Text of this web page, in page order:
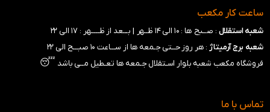
ساعت کار مکعب
شعبه استقلال : صــبح ها : ۱۰ الی ۱۴ ظــهر |
بـــعد از ظـــــهر : ۱۷ الی ۲۲
شعبه برج آرمیتاژ : هر روز حــتی جـمعه ها از ســـاعت ۱۰ صبـــح الی ۲۲
فروشگاه مکعب شعبه بلوار اسـتقلال جـمعه ها تعـطیل مــی باشد
😴
تماس با ما